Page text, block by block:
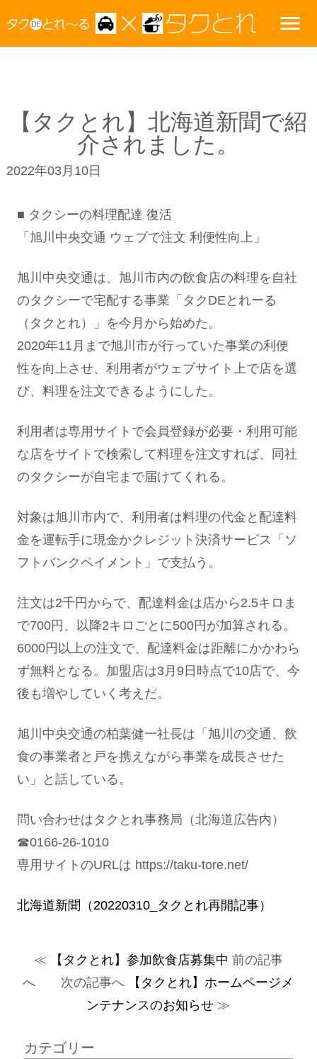
menu
【タクとれ】北海道新聞で紹
介されました。
2022年03月10日
■ タクシーの料理配達 復活
「旭川中央交通 ウェブで注文 利便性向上」
旭川中央交通は、旭川市内の飲食店の料理を自社
のタクシーで宅配する事業「タクDEとれーる
（タクとれ）」を今月から始めた。
2020年11月まで旭川市が行っていた事業の利便
性を向上させ、利用者がウェブサイト上で店を選
び、料理を注文できるようにした。
利用者は専用サイトで会員登録が必要・利用可能
な店をサイトで検索して料理を注文すれば、同社
のタクシーが自宅まで届けてくれる。
対象は旭川市内で、利用者は料理の代金と配達料
金を運転手に現金かクレジット決済サービス「ソ
フトバンクペイメント」で支払う。
注文は2千円からで、配達料金は店から2.5キロま
で700円、以降2キロごとに500円が加算される。
6000円以上の注文で、配達料金は距離にかかわら
ず無料となる。加盟店は3月9日時点で10店で、今
後も増やしていく考えだ。
旭川中央交通の柏葉健一社長は「旭川の交通、飲
食の事業者と戸を携えながら事業を成長させた
い」と話している。
問い合わせはタクとれ事務局（北海道広告内）
☎0166-26-1010
専用サイトのURLは https://taku-tore.net/
北海道新聞（20220310_タクとれ再開記事）
≪ 【タクとれ】参加飲食店募集中 前の記事
へ 次の記事へ
【タクとれ】ホームページメ
ンテナンスのお知らせ ≫
カテゴリー